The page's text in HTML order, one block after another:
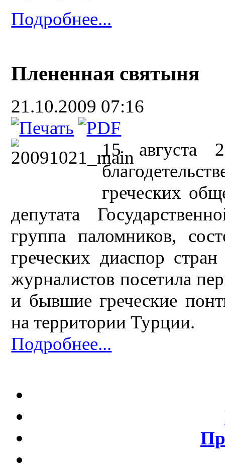
Подробнее...
Плененная святыня
21.10.2009 07:16
15 августа
греческих
депутата
группа паломников,
греческих диаспор
журналистов посетила
и бывшие греческие
на территории Турции.
Подробнее...